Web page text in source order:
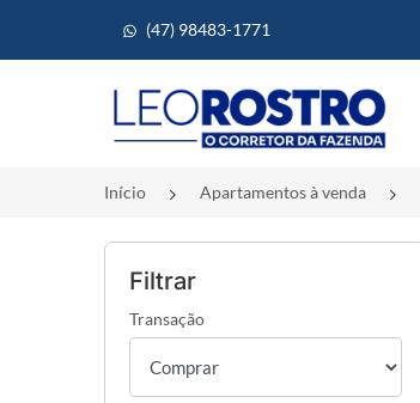
(47) 98483-1771
Página inicial
Início Apartamentos à venda
Filtrar
Transação